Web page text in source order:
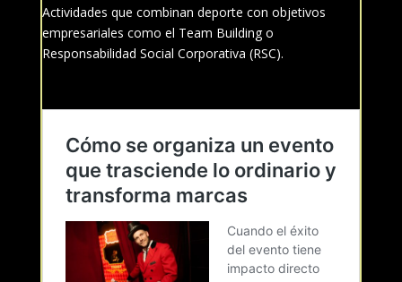
Actividades que combinan deporte con objetivos
empresariales como el Team Building o
Responsabilidad Social Corporativa (RSC).